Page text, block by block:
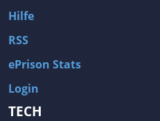
Hilfe
RSS
ePrison Stats
Login
TECH